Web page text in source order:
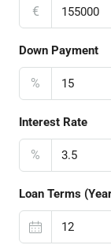
€
Down Payment
%
Interest Rate
%
Loan Terms